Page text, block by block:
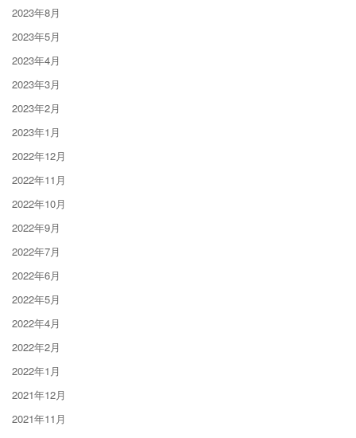
2023年8月
2023年5月
2023年4月
2023年3月
2023年2月
2023年1月
2022年12月
2022年11月
2022年10月
2022年9月
2022年7月
2022年6月
2022年5月
2022年4月
2022年2月
2022年1月
2021年12月
2021年11月